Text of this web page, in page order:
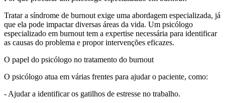
Tratar a síndrome de burnout exige uma abordagem especializada, já
que ela pode impactar diversas áreas da vida. Um psicólogo
especializado em burnout tem a expertise necessária para identificar
as causas do problema e propor intervenções eficazes.
O papel do psicólogo no tratamento do burnout
O psicólogo atua em várias frentes para ajudar o paciente, como:
- Ajudar a identificar os gatilhos de estresse no trabalho.